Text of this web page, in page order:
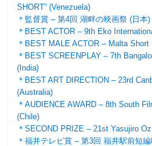
SHORT” (Venezuela)
＊監督賞 – 第4回 湖畔の映画祭 (日本)
＊BEST ACTOR – 9th Eko
＊BEST MALE ACTOR – Malta
＊BEST SCREENPLAY – 7th
(India)
＊BEST ART DIRECTION – 23rd
(Australia)
＊AUDIENCE AWARD – 8th South
(Chile)
＊SECOND PRIZE – 21st Yasujiro
＊福井テレビ賞 – 第3回 福井駅前短